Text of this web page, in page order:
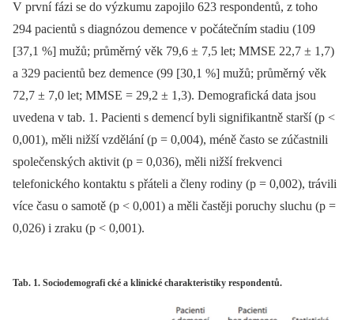
V první fázi se do výzkumu zapojilo 623 respondentů, z toho
294 pacientů s dia­gnózou demence v počátečním stadiu (109
[37,1 %] mužů; průměrný věk 79,6 ± 7,5 let; MMSE 22,7 ± 1,7)
a 329 pacientů bez demence (99 [30,1 %] mužů; průměrný věk
72,7 ± 7,0 let; MMSE = 29,2 ± 1,3). Demografická data jsou
uvedena v tab. 1. Pacienti s demencí byli signifikantně starší (p <
0,001), měli nižší vzdělání (p = 0,004), méně často se zúčastnili
společenských aktivit (p = 0,036), měli nižší frekvenci
telefonického kontaktu s přáteli a členy rodiny (p = 0,002), trávili
více času o samotě (p < 0,001) a měli častěji poruchy sluchu (p =
0,026) i zraku (p < 0,001).
Tab. 1. Sociodemografi cké a klinické charakteristiky respondentů.